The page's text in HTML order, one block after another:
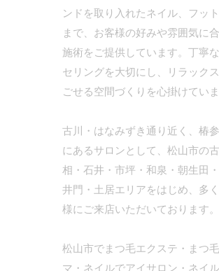
ンドを取り入れたネイル、フッ
まで、お客様の好みや雰囲気に
施術をご提供しています。丁寧
セリングを大切にし、リラック
ごせる空間づくりを心掛けていま
古川・はなみずき通り近く、椿
にあるサロンとして、松山市の
相・石井・市坪・和泉・朝生田・
井門・土居エリアをはじめ、多
様にご来店いただいております。
松山市でまつ毛エクステ・まつ
マ・ネイルでアイサロン・ネイ